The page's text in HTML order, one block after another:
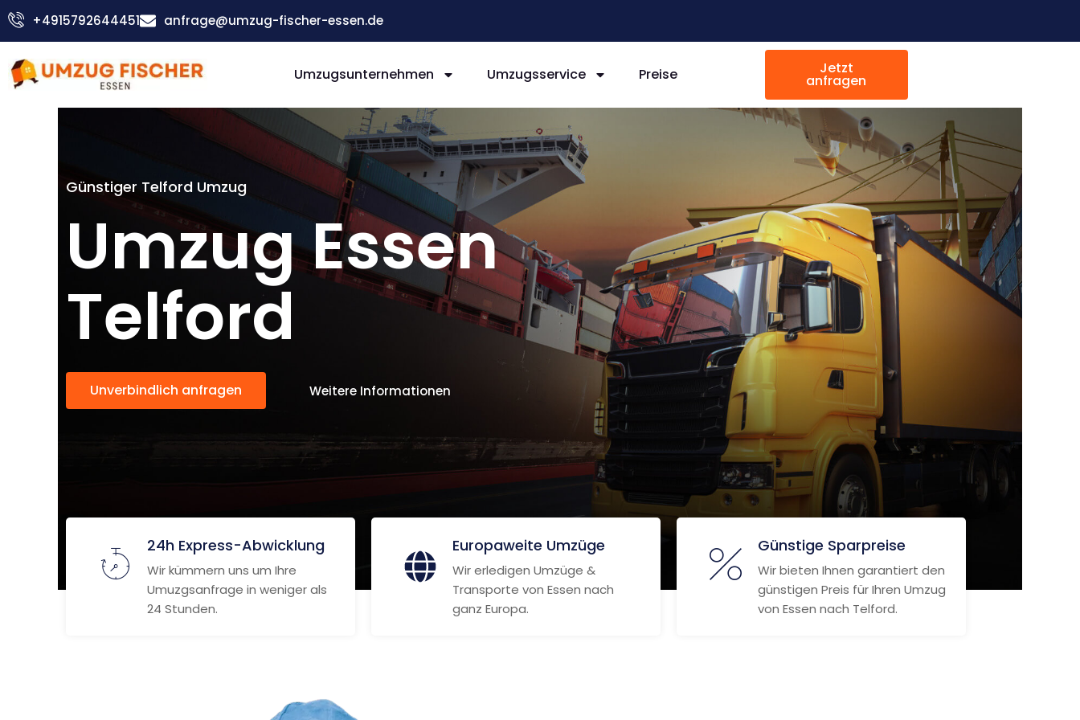
Zum
Inhalt
+4915792644451 anfrage@umzug-fischer-essen.de
Umzugsunternehmen Umzugsservice Preise Jetzt
anfragen
Günstiger Telford Umzug
Umzug Essen
Telford
Unverbindlich anfragen Weitere Informationen
24h Express-Abwicklung
Wir kümmern uns um Ihre
Umuzgsanfrage in weniger als
24 Stunden.
Europaweite Umzüge
Wir erledigen Umzüge &
Transporte von Essen nach
ganz Europa.
Günstige Sparpreise
Wir bieten Ihnen garantiert den
günstigen Preis für Ihren Umzug
von Essen nach Telford.